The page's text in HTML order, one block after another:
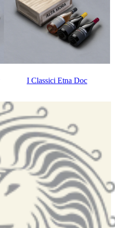
I Classici Etna Doc